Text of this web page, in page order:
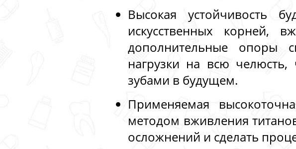
Высокая устойчивость
искусственных корней,
дополнительные опоры
нагрузки на всю
зубами в будущем.
Применяемая
методом вживления
осложнений и сделать